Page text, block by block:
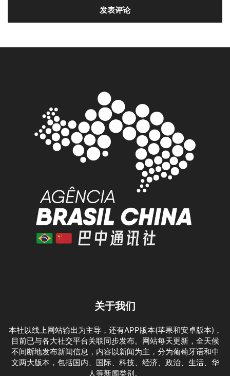
关于我们
本社以线上网站输出为主导，还有APP版本(苹果和安卓版本)，
目前已与各大社交平台关联同步发布。网站每天更新，全天候
不间断地发布新闻信息，内容以新闻为主，分为葡萄牙语和中
文两大版本，包括国内、国际、科技、经济、政治、生活、华
人等新闻类别。